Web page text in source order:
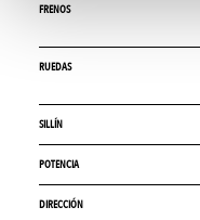
FRENOS
RUEDAS
SILLÍN
POTENCIA
DIRECCIÓN